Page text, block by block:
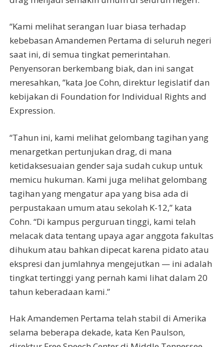
“Kami melihat serangan luar biasa terhadap
kebebasan Amandemen Pertama di seluruh negeri
saat ini, di semua tingkat pemerintahan.
Penyensoran berkembang biak, dan ini sangat
meresahkan, ”kata Joe Cohn, direktur legislatif dan
kebijakan di Foundation for Individual Rights and
Expression.
“Tahun ini, kami melihat gelombang tagihan yang
menargetkan pertunjukan drag, di mana
ketidaksesuaian gender saja sudah cukup untuk
memicu hukuman. Kami juga melihat gelombang
tagihan yang mengatur apa yang bisa ada di
perpustakaan umum atau sekolah K-12,” kata
Cohn. “Di kampus perguruan tinggi, kami telah
melacak data tentang upaya agar anggota fakultas
dihukum atau bahkan dipecat karena pidato atau
ekspresi dan jumlahnya mengejutkan — ini adalah
tingkat tertinggi yang pernah kami lihat dalam 20
tahun keberadaan kami.”
Hak Amandemen Pertama telah stabil di Amerika
selama beberapa dekade, kata Ken Paulson,